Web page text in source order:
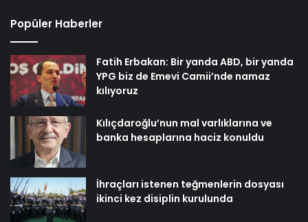
Popüler Haberler
Fatih Erbakan: Bir yanda ABD, bir yanda
YPG biz de Emevi Camii’nde namaz
kılıyoruz
Kılıçdaroğlu’nun mal varlıklarına ve
banka hesaplarına haciz konuldu
İhraçları istenen teğmenlerin dosyası
ikinci kez disiplin kurulunda